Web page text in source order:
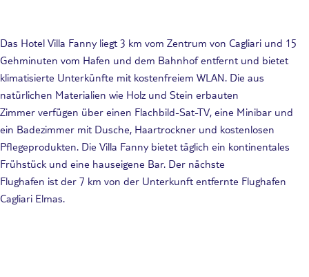
Das Hotel Villa Fanny liegt 3 km vom Zentrum von Cagliari und 15
Gehminuten vom Hafen und dem Bahnhof entfernt und bietet
klimatisierte Unterkünfte mit kostenfreiem WLAN. Die aus
natürlichen Materialien wie Holz und Stein erbauten
Zimmer verfügen über einen Flachbild-Sat-TV, eine Minibar und
ein Badezimmer mit Dusche, Haartrockner und kostenlosen
Pflegeprodukten. Die Villa Fanny bietet täglich ein kontinentales
Frühstück und eine hauseigene Bar. Der nächste
Flughafen ist der 7 km von der Unterkunft entfernte Flughafen
Cagliari Elmas.